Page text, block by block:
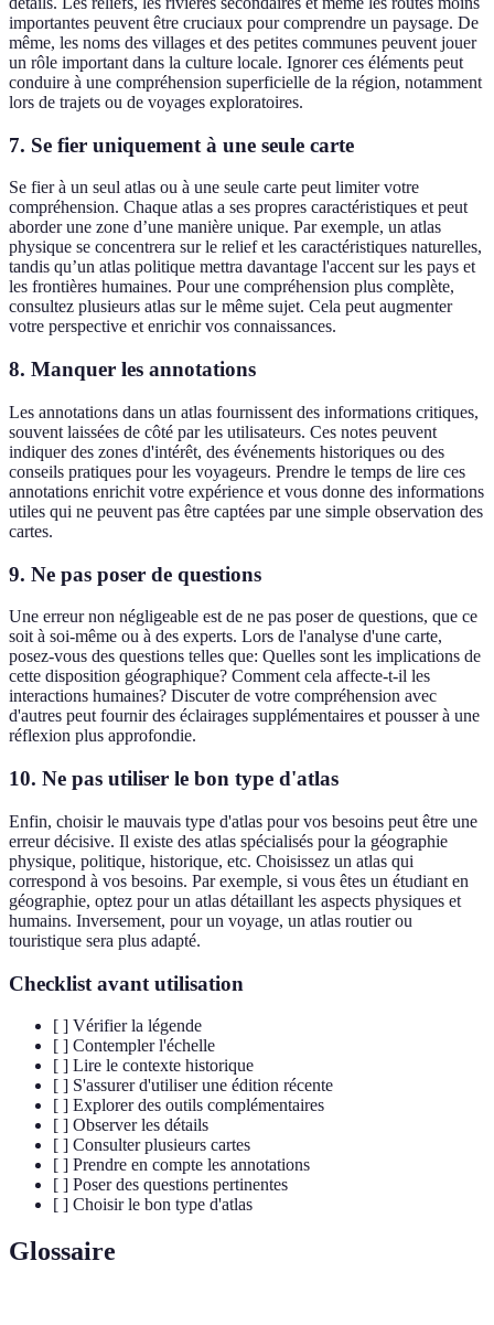
importantes peuvent être cruciaux pour comprendre un paysage. De
même, les noms des villages et des petites communes peuvent jouer
un rôle important dans la culture locale. Ignorer ces éléments peut
conduire à une compréhension superficielle de la région, notamment
lors de trajets ou de voyages exploratoires.
7. Se fier uniquement à une seule carte
Se fier à un seul atlas ou à une seule carte peut limiter votre
compréhension. Chaque atlas a ses propres caractéristiques et peut
aborder une zone d’une manière unique. Par exemple, un atlas
physique se concentrera sur le relief et les caractéristiques naturelles,
tandis qu’un atlas politique mettra davantage l'accent sur les pays et
les frontières humaines. Pour une compréhension plus complète,
consultez plusieurs atlas sur le même sujet. Cela peut augmenter
votre perspective et enrichir vos connaissances.
8. Manquer les annotations
Les annotations dans un atlas fournissent des informations critiques,
souvent laissées de côté par les utilisateurs. Ces notes peuvent
indiquer des zones d'intérêt, des événements historiques ou des
conseils pratiques pour les voyageurs. Prendre le temps de lire ces
annotations enrichit votre expérience et vous donne des informations
utiles qui ne peuvent pas être captées par une simple observation des
cartes.
9. Ne pas poser de questions
Une erreur non négligeable est de ne pas poser de questions, que ce
soit à soi-même ou à des experts. Lors de l'analyse d'une carte,
posez-vous des questions telles que: Quelles sont les implications de
cette disposition géographique? Comment cela affecte-t-il les
interactions humaines? Discuter de votre compréhension avec
d'autres peut fournir des éclairages supplémentaires et pousser à une
réflexion plus approfondie.
10. Ne pas utiliser le bon type d'atlas
Enfin, choisir le mauvais type d'atlas pour vos besoins peut être une
erreur décisive. Il existe des atlas spécialisés pour la géographie
physique, politique, historique, etc. Choisissez un atlas qui
correspond à vos besoins. Par exemple, si vous êtes un étudiant en
géographie, optez pour un atlas détaillant les aspects physiques et
humains. Inversement, pour un voyage, un atlas routier ou
touristique sera plus adapté.
Checklist avant utilisation
[ ] Vérifier la légende
[ ] Contempler l'échelle
[ ] Lire le contexte historique
[ ] S'assurer d'utiliser une édition récente
[ ] Explorer des outils complémentaires
[ ] Observer les détails
[ ] Consulter plusieurs cartes
[ ] Prendre en compte les annotations
[ ] Poser des questions pertinentes
[ ] Choisir le bon type d'atlas
Glossaire